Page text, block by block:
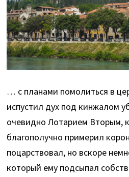
… с планами помолиться в
испустил дух под кинжалом
очевидно Лотарием Вторым,
благополучно примерил
поцарствовал, но вскоре
который ему подсыпал